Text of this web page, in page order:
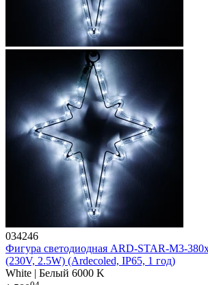
034246
Фигура cветодиодная ARD-STAR-M3-
(230V, 2.5W) (Ardecoled, IP65, 1 год)
White | Белый 6000 K